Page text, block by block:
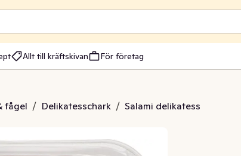
Allt till kräftskivan För företag
fågel / Delikatesschark / Salami delikatess